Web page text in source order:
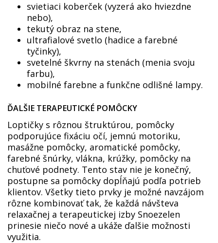
svietiaci koberček (vyzerá ako hviezdne
nebo),
tekutý obraz na stene,
ultrafialové svetlo (hadice a farebné
tyčinky),
svetelné škvrny na stenách (menia svoju
farbu),
mobilné farebne a funkčne odlišné lampy.
ĎALŠIE TERAPEUTICKÉ POMÔCKY
Loptičky s rôznou štruktúrou, pomôcky
podporujúce fixáciu očí, jemnú motoriku,
masážne pomôcky, aromatické pomôcky,
farebné šnúrky, vlákna, krúžky, pomôcky na
chuťové podnety. Tento stav nie je konečný,
postupne sa pomôcky dopĺňajú podľa potrieb
klientov. Všetky tieto prvky je možné navzájom
rôzne kombinovať tak, že každá návšteva
relaxačnej a terapeutickej izby Snoezelen
prinesie niečo nové a ukáže ďalšie možnosti
využitia.